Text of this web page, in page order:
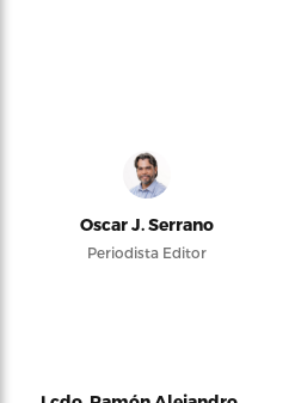
Oscar J. Serrano
Periodista Editor